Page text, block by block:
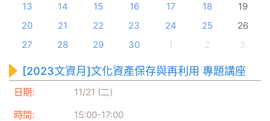
13
14 15 16 17 18
19
20
21 22 23 24 25
26
27
28 29 30 1 2 3
[2023文資月]文化資產保存與再利用 專題講座
日期:
11/21 (二)
時間:
15:00-17:00